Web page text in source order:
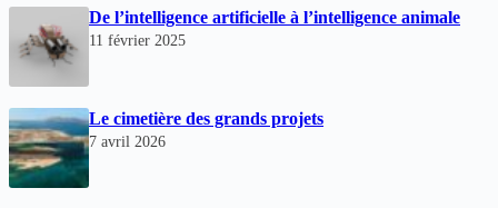
De l’intelligence artificielle à l’intelligence animale
11 février 2025
Le cimetière des grands projets
7 avril 2026